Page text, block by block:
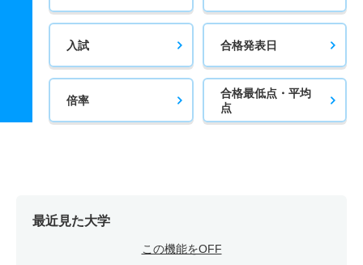
入試 合格発表日
倍率
合格最低点・平均
点
最近見た大学
この機能をOFF